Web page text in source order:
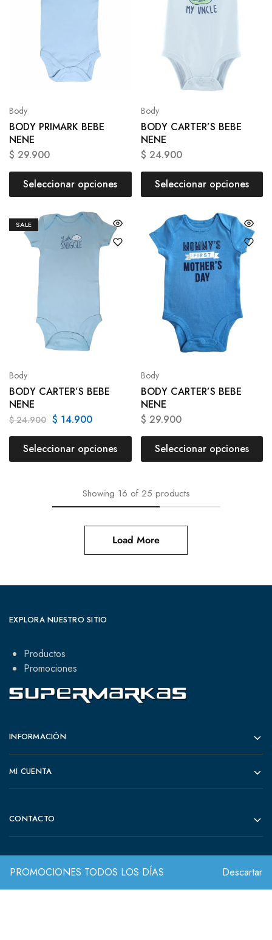
PROMOCIONES TODOS LOS DÍAS Descartar
Body
BODY PRIMARK BEBE
NENE
$ 29.900
Seleccionar opciones
Body
BODY CARTER’S BEBE
NENE
$ 24.900
Seleccionar opciones
SALE
Body
BODY CARTER’S BEBE
NENE
$24.900 $ 14.900
Seleccionar opciones
Body
BODY CARTER’S BEBE
NENE
$ 29.900
Seleccionar opciones
Showing 16 of 25 products
Load More
EXPLORA NUESTRO SITIO
Productos
Promociones
INFORMACIÓN
MI CUENTA
CONTACTO